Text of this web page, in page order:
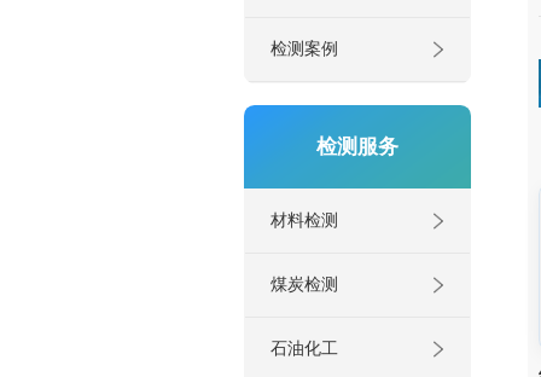
检测案例
检测服务
材料检测
煤炭检测
石油化工